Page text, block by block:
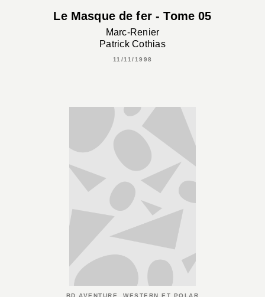
Le Masque de fer - Tome 05
Marc-Renier
Patrick Cothias
11/11/1998
BD AVENTURE, WESTERN ET POLAR